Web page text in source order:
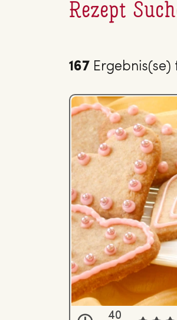
Rezept
167 Ergebnis(se)
40